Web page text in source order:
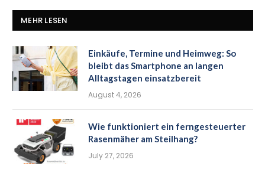
MEHR LESEN
Einkäufe, Termine und Heimweg: So
bleibt das Smartphone an langen
Alltagstagen einsatzbereit
August 4, 2026
Wie funktioniert ein ferngesteuerter
Rasenmäher am Steilhang?
July 27, 2026